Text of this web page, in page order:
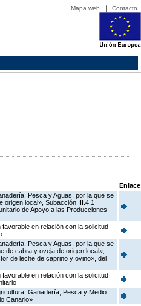
Mapa web Contacto
Enlace
Pesca y Aguas, por la que se
local», Subacción III.4.1
de Apoyo a las Producciones
en relación con la solicitud
Pesca y Aguas, por la que se
de cabra y oveja de origen local»,
de leche de caprino y ovino», del
en relación con la solicitud
Ganadería, Pesca y Medio
Canario»